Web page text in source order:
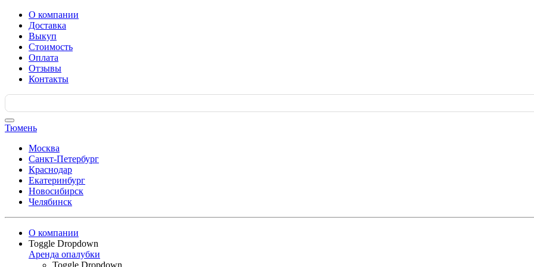
О компании
Доставка
Выкуп
Стоимость
Оплата
Отзывы
Контакты
Search
for:
Тюмень
Москва
Санкт-Петербург
Краснодар
Екатеринбург
Новосибирск
Челябинск
О компании
Toggle Dropdown
Аренда опалубки
Toggle Dropdown